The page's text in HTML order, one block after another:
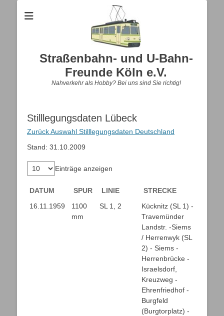
Straßenbahn- und U-Bahn-
Freunde Köln e.V.
Nahverkehr als Hobby? Bei uns sind Sie richtig!
Stilllegungsdaten Lübeck
Zurück Auswahl Stilllegungsdaten Deutschland
Stand: 31.10.2009
Einträge anzeigen
DATUM SPUR LINIE
STRECKE
DATUM
SPUR LINIE STRECKE
16.11.1959
1100
mm
SL 1, 2
Kücknitz (SL 1) -
Travemünder
Landstr. -Siems
/ Herrenwyk (SL
2) - Siems -
Herrenbrücke -
Israelsdorf,
Kreuzweg -
Ehrenfriedhof -
Burgfeld
(Burgtorplatz) -